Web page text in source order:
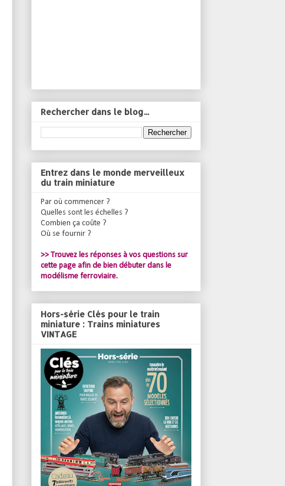
Rechercher dans le blog...
Entrez dans le monde merveilleux
du train miniature
Par où commencer ?
Quelles sont les échelles ?
Combien ça coûte ?
Où se fournir ?
>> Trouvez les réponses à vos questions sur
cette page afin de bien débuter dans le
modélisme ferroviaire.
Hors-série Clés pour le train
miniature : Trains miniatures
VINTAGE